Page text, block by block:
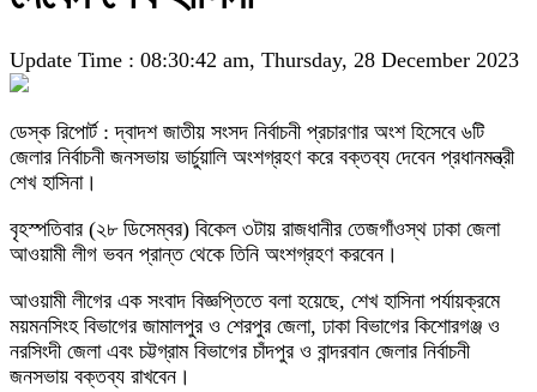
Update Time : 08:30:42 am, Thursday, 28 December 2023
ডেস্ক রিপোর্ট : দ্বাদশ জাতীয় সংসদ নির্বাচনী প্রচারণার অংশ হিসেবে ৬টি
জেলার নির্বাচনী জনসভায় ভার্চুয়ালি অংশগ্রহণ করে বক্তব্য দেবেন প্রধানমন্ত্রী
শেখ হাসিনা।
বৃহস্পতিবার (২৮ ডিসেম্বর) বিকেল ৩টায় রাজধানীর তেজগাঁওস্থ ঢাকা জেলা
আওয়ামী লীগ ভবন প্রান্ত থেকে তিনি অংশগ্রহণ করবেন।
আওয়ামী লীগের এক সংবাদ বিজ্ঞপ্তিতে বলা হয়েছে, শেখ হাসিনা পর্যায়ক্রমে
ময়মনসিংহ বিভাগের জামালপুর ও শেরপুর জেলা, ঢাকা বিভাগের কিশোরগঞ্জ ও
নরসিংদী জেলা এবং চট্টগ্রাম বিভাগের চাঁদপুর ও বান্দরবান জেলার নির্বাচনী
জনসভায় বক্তব্য রাখবেন।